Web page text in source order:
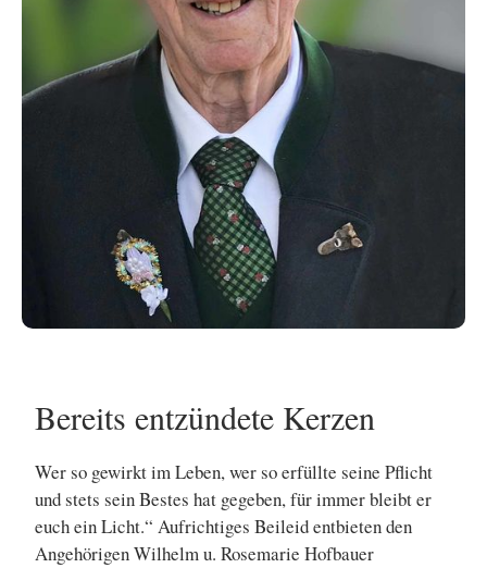
Bereits entzündete Kerzen
Wer so gewirkt im Leben, wer so erfüllte seine Pflicht
und stets sein Bestes hat gegeben, für immer bleibt er
euch ein Licht.“ Aufrichtiges Beileid entbieten den
Angehörigen Wilhelm u. Rosemarie Hofbauer